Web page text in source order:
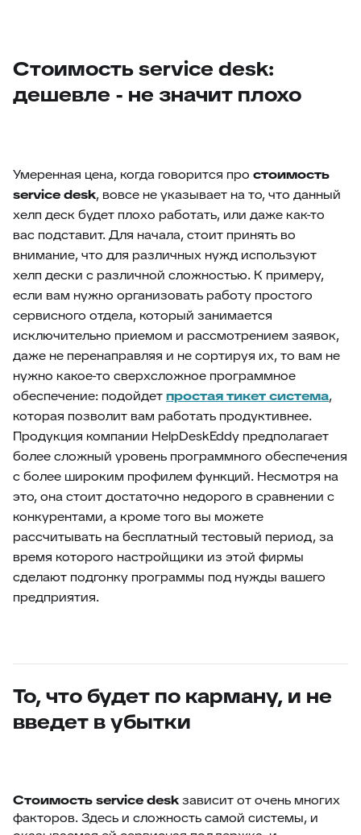
Стоимость service desk:
дешевле - не значит плохо
Умеренная цена, когда говорится про стоимость
service desk, вовсе не указывает на то, что данный
хелп деск будет плохо работать, или даже как-то
вас подставит. Для начала, стоит принять во
внимание, что для различных нужд используют
хелп дески с различной сложностью. К примеру,
если вам нужно организовать работу простого
сервисного отдела, который занимается
исключительно приемом и рассмотрением заявок,
даже не перенаправляя и не сортируя их, то вам не
нужно какое-то сверхсложное программное
обеспечение: подойдетпростая тикет система,
которая позволит вам работать продуктивнее.
Продукция компании HelpDeskEddy предполагает
более сложный уровень программного обеспечения
с более широким профилем функций. Несмотря на
это, она стоит достаточно недорого в сравнении с
конкурентами, а кроме того вы можете
рассчитывать на бесплатный тестовый период, за
время которого настройщики из этой фирмы
сделают подгонку программы под нужды вашего
предприятия.
То, что будет по карману, и не
введет в убытки
Стоимостьservice deskзависит от очень многих
факторов. Здесь и сложность самой системы, и